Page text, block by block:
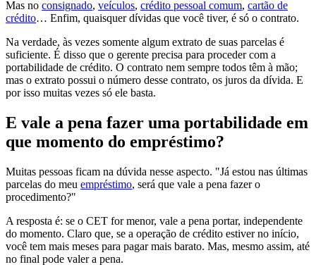
Mas no consignado, veículos, crédito pessoal comum, cartão de
crédito… Enfim, quaisquer dívidas que você tiver, é só o contrato.
Na verdade, às vezes somente algum extrato de suas parcelas é
suficiente. É disso que o gerente precisa para proceder com a
portabilidade de crédito. O contrato nem sempre todos têm à mão;
mas o extrato possui o número desse contrato, os juros da dívida. E
por isso muitas vezes só ele basta.
E vale a pena fazer uma portabilidade em
que momento do empréstimo?
Muitas pessoas ficam na dúvida nesse aspecto. "Já estou nas últimas
parcelas do meu empréstimo, será que vale a pena fazer o
procedimento?"
A resposta é: se o CET for menor, vale a pena portar, independente
do momento. Claro que, se a operação de crédito estiver no início,
você tem mais meses para pagar mais barato. Mas, mesmo assim, até
no final pode valer a pena.